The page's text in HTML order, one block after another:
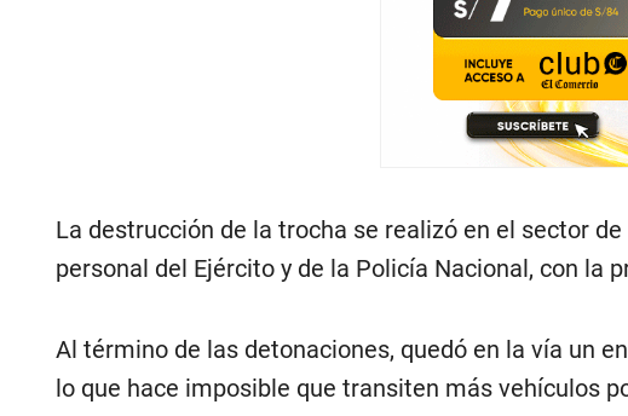
La destrucción de la trocha se realizó en el sector
personal del Ejército y de la Policía Nacional, con la
Al término de las detonaciones, quedó en la vía un
lo que hace imposible que transiten más vehículos